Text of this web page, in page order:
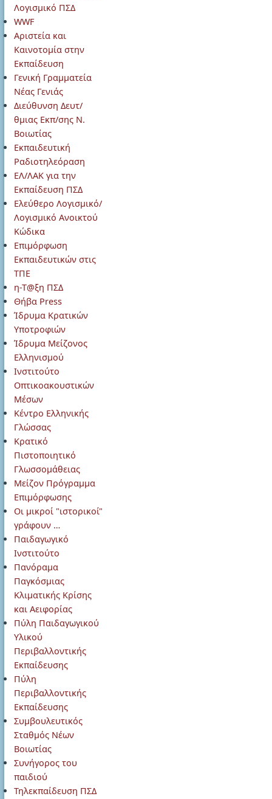
Λογισμικό ΠΣΔ
WWF
Αριστεία και
Καινοτομία στην
Εκπαίδευση
Γενική Γραμματεία
Νέας Γενιάς
Διεύθυνση Δευτ/
θμιας Εκπ/σης Ν.
Βοιωτίας
Εκπαιδευτική
Ραδιοτηλεόραση
ΕΛ/ΛΑΚ για την
Εκπαίδευση ΠΣΔ
Ελεύθερο Λογισμικό/
Λογισμικό Ανοικτού
Κώδικα
Επιμόρφωση
Εκπαιδευτικών στις
ΤΠΕ
η-Τ@ξη ΠΣΔ
Θήβα Press
Ίδρυμα Κρατικών
Υποτροφιών
Ίδρυμα Μείζονος
Ελληνισμού
Ινστιτούτο
Οπτικοακουστικών
Μέσων
Κέντρο Ελληνικής
Γλώσσας
Κρατικό
Πιστοποιητικό
Γλωσσομάθειας
Μείζον Πρόγραμμα
Επιμόρφωσης
Οι μικροί "ιστορικοί"
γράφουν …
Παιδαγωγικό
Ινστιτούτο
Πανόραμα
Παγκόσμιας
Κλιματικής Κρίσης
και Αειφορίας
Πύλη Παιδαγωγικού
Υλικού
Περιβαλλοντικής
Εκπαίδευσης
Πύλη
Περιβαλλοντικής
Εκπαίδευσης
Συμβουλευτικός
Σταθμός Νέων
Βοιωτίας
Συνήγορος του
παιδιού
Τηλεκπαίδευση ΠΣΔ